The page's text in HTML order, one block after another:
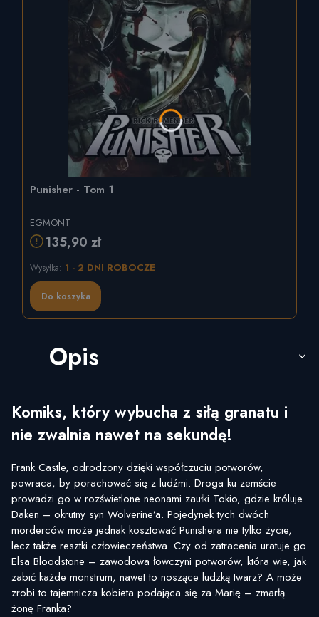
Punisher - Tom 1
EGMONT
135,90 zł
Do koszyka
Wysyłka: 1 - 2 DNI ROBOCZE
Opis
Komiks, który wybucha z siłą granatu i
nie zwalnia nawet na sekundę!
Frank Castle, odrodzony dzięki współczuciu potworów,
powraca, by porachować się z ludźmi. Droga ku zemście
prowadzi go w rozświetlone neonami zaułki Tokio, gdzie króluje
Daken – okrutny syn Wolverine’a. Pojedynek tych dwóch
morderców może jednak kosztować Punishera nie tylko życie,
lecz także resztki człowieczeństwa. Czy od zatracenia uratuje go
Elsa Bloodstone – zawodowa łowczyni potworów, która wie, jak
zabić każde monstrum, nawet to noszące ludzką twarz? A może
zrobi to tajemnicza kobieta podająca się za Marię – zmarłą
żonę Franka?